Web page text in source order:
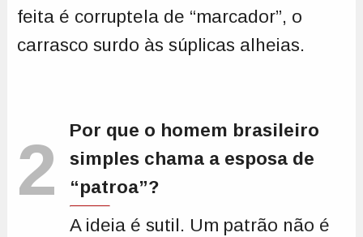
feita é corruptela de “marcador”, o
carrasco surdo às súplicas alheias.
2
Por que o homem brasileiro
simples chama a esposa de
“patroa”?
A ideia é sutil. Um patrão não é